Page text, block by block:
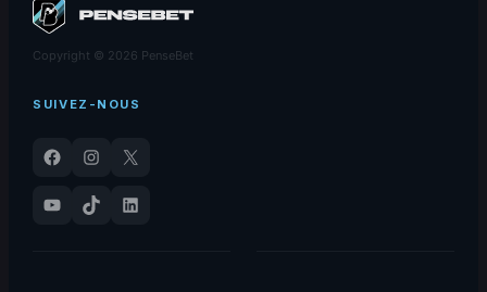
Copyright © 2026 PenseBet
SUIVEZ-NOUS
Facebook Instagram
X
YouTube
TikTok LinkedIn